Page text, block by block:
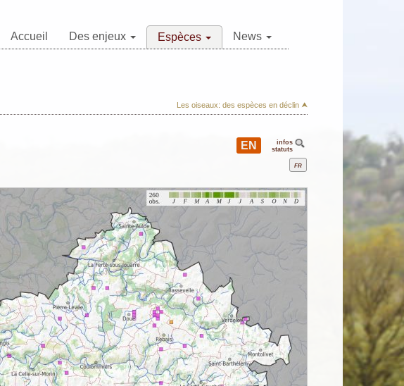
Accueil Des enjeux Espèces News
Les oiseaux: des espèces en déclin ⮝
EN
infos
statuts
Fr